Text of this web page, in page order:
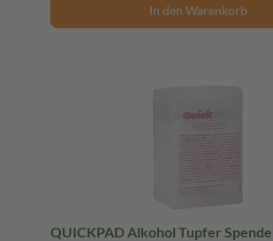
In den Warenkorb
QUICKPAD Alkohol Tupfer